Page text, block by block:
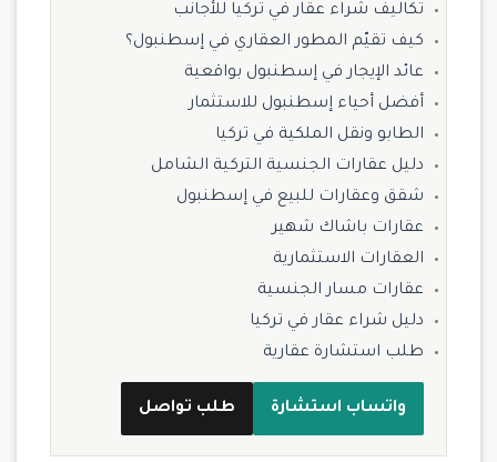
تكاليف شراء عقار في تركيا للأجانب
كيف تقيّم المطور العقاري في إسطنبول؟
عائد الإيجار في إسطنبول بواقعية
أفضل أحياء إسطنبول للاستثمار
الطابو ونقل الملكية في تركيا
دليل عقارات الجنسية التركية الشامل
شقق وعقارات للبيع في إسطنبول
عقارات باشاك شهير
العقارات الاستثمارية
عقارات مسار الجنسية
دليل شراء عقار في تركيا
طلب استشارة عقارية
واتساب استشارة طلب تواصل